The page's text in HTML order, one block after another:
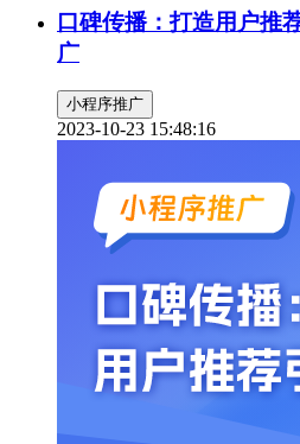
口碑传播：打造用户推
广
小程序推广
2023-10-23 15:48:16